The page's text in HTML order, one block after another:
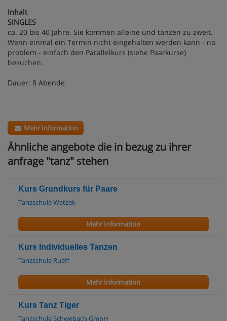
Inhalt
SINGLES
ca. 20 bis 40 Jahre. Sie kommen alleine und tanzen zu zweit.
Wenn einmal ein Termin nicht eingehalten werden kann - no
problem - einfach den Parallelkurs (siehe Paarkurse)
besuchen.
Dauer: 8 Abende
Mehr Information
Ähnliche angebote die in bezug zu ihrer
anfrage "tanz" stehen
Kurs Grundkurs für Paare
Tanzschule Watzek
Mehr Information
Kurs Individuelles Tanzen
Tanzschule Rueff
Mehr Information
Kurs Tanz Tiger
Tanzschule Schwebach GmbH